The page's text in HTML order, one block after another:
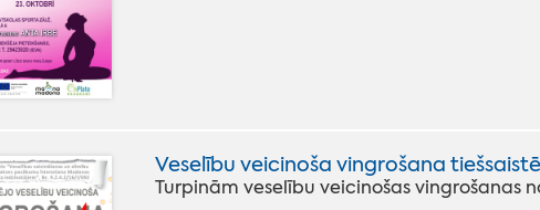
Veselību veicinoša vingrošana tiešsaistē
Turpinām veselību veicinošas vingrošanas